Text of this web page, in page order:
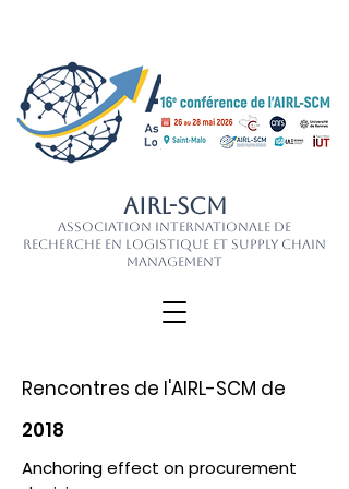
AIRL-SCM
Association Internationale de
Recherche en Logistique et Supply Chain
Management
Rencontres de l'AIRL-SCM de
2018
Anchoring effect on procurement